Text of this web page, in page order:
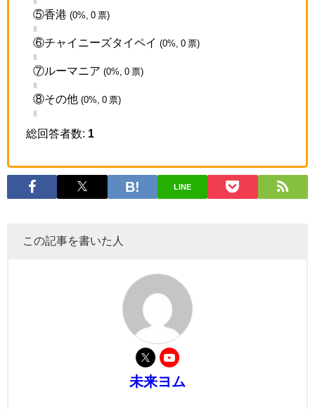
⑤香港 (0%, 0 票)
⑥チャイニーズタイペイ (0%, 0 票)
⑦ルーマニア (0%, 0 票)
⑧その他 (0%, 0 票)
総回答者数: 1
LINE
この記事を書いた人
未来ヨム